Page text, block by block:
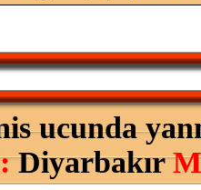
ucunda
Diyarbakır